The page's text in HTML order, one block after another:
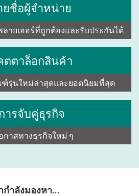
ยชื่อผู้จำหน่าย
ายเออร์ที่ถูกต้องและรับประกันได้
ตตาล็อกสินค้า
รุ่นใหม่ล่าสุดและยอดนิยมที่สุด
ารจับคู่ธุรกิจ
กาสทางธุรกิจใหม่ ๆ
กำลังมองหา…